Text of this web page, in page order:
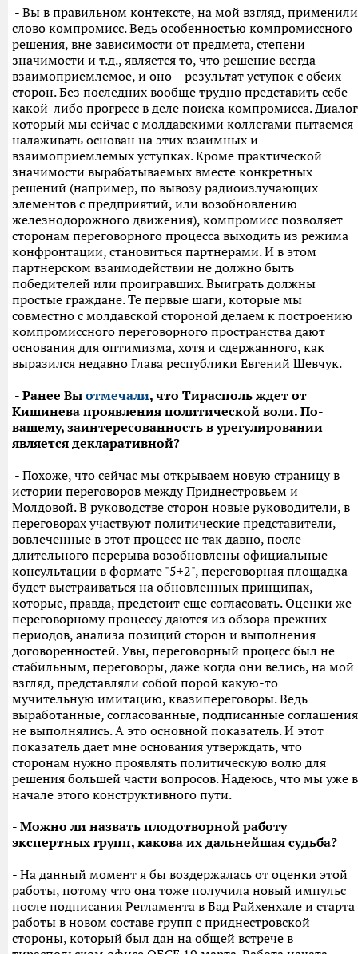
- Вы в правильном контексте, на мой взгляд, применили
слово компромисс. Ведь особенностью компромиссного
решения, вне зависимости от предмета, степени
значимости и т.д., является то, что решение всегда
взаимоприемлемое, и оно – результат уступок с обеих
сторон. Без последних вообще трудно представить себе
какой-либо прогресс в деле поиска компромисса.
который мы сейчас с молдавскими коллегами пытаемся
налаживать основан на этих взаимных и
взаимоприемлемых уступках. Кроме практической
значимости вырабатываемых вместе конкретных
решений (например, по вывозу радиоизлучающих
элементов с предприятий, или возобновлению
железнодорожного движения), компромисс позволяет
сторонам переговорного процесса выходить из режима
конфронтации, становиться партнерами. И в этом
партнерском взаимодействии не должно быть
победителей или проигравших. Выиграть должны
простые граждане. Те первые шаги, которые мы
совместно с молдавской стороной делаем к построению
компромиссного переговорного пространства дают
основания для оптимизма, хотя и сдержанного, как
выразился недавно Глава республики Евгений Шевчук.
- Ранее Вы отмечали, что Тирасполь ждет от
Кишинева проявления политической воли. По-
вашему, заинтересованность в урегулировании
является декларативной?
- Похоже, что сейчас мы открываем новую страницу в
истории переговоров между Приднестровьем и
Молдовой. В руководстве сторон новые руководители, в
переговорах участвуют политические представители,
вовлеченные в этот процесс не так давно, после
длительного перерыва возобновлены официальные
консультации в формате "5+2", переговорная площадка
будет выстраиваться на обновленных принципах,
которые, правда, предстоит еще согласовать. Оценки же
переговорному процессу даются из обзора прежних
периодов, анализа позиций сторон и выполнения
договоренностей. Увы, переговорный процесс был не
стабильным, переговоры, даже когда они велись, на мой
взгляд, представляли собой порой какую-то
мучительную имитацию, квазипереговоры. Ведь
выработанные, согласованные, подписанные соглашения
не выполнялись. А это основной показатель. И этот
показатель дает мне основания утверждать, что
сторонам нужно проявлять политическую волю для
решения большей части вопросов. Надеюсь, что мы уже в
начале этого конструктивного пути.
- Можно ли назвать плодотворной работу
экспертных групп, какова их дальнейшая судьба?
- На данный момент я бы воздержалась от оценки этой
работы, потому что она тоже получила новый импульс
после подписания Регламента в Бад Райхенхале и старта
работы в новом составе групп с приднестровской
стороны, который был дан на общей встрече в